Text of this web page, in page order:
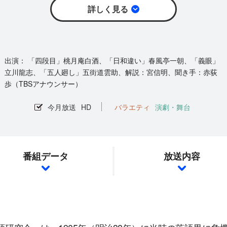
詳しく見る
「四段目」桃月庵白酒、「日和違い」春風亭一朝、「義眼」
立川龍志、「五人廻し」五街道雲助、解説：宮信明、聞き手：赤荻
歩（TBSアナウンサー）
今月放送 HD バラエティ 演劇・舞台
番組データ 放送内容